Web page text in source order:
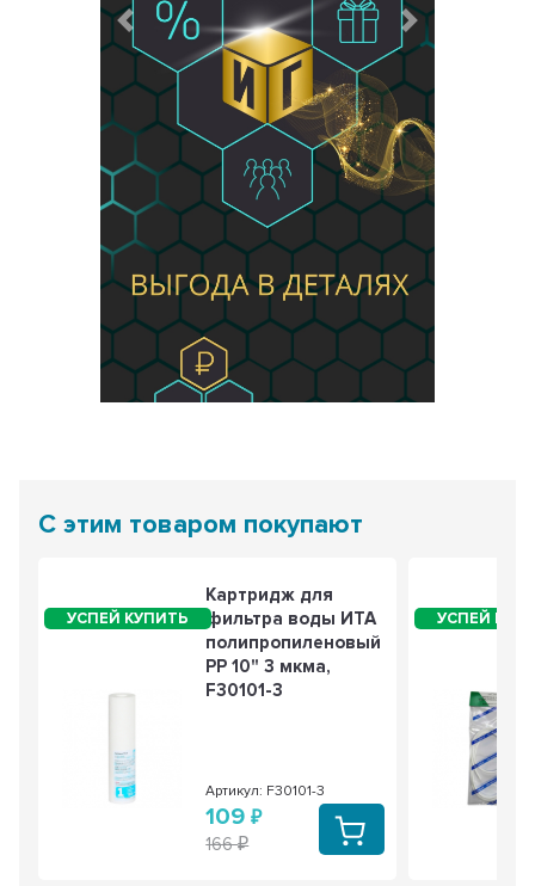
Предыдущий Следующий
С этим товаром покупают
Картридж для
фильтра воды ИТА
полипропиленовый
PP 10" 3 мкма,
F30101-3
Артикул: F30101-3
109
166